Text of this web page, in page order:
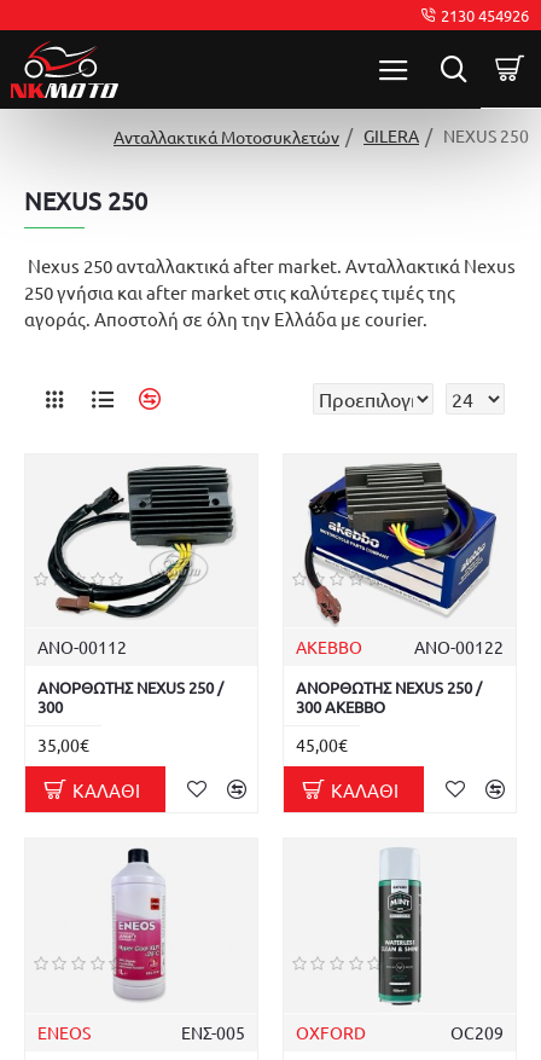
2130 454926
Ανταλλακτικά Μοτοσυκλετών GILERA NEXUS 250
NEXUS 250
Nexus 250 ανταλλακτικά after market. Ανταλλακτικά Nexus
250 γνήσια και after market στις καλύτερες τιμές της
αγοράς. Αποστολή σε όλη την Ελλάδα με courier.
ΑΝΟ-00112
ΑΝΟΡΘΩΤΗΣ NEXUS 250 /
300
35,00€
ΚΑΛΆΘΙ
AKEBBO ΑΝΟ-00122
ΑΝΟΡΘΩΤΗΣ NEXUS 250 /
300 AKEBBO
45,00€
ΚΑΛΆΘΙ
ENEOS ΕΝΣ-005 OXFORD OC209